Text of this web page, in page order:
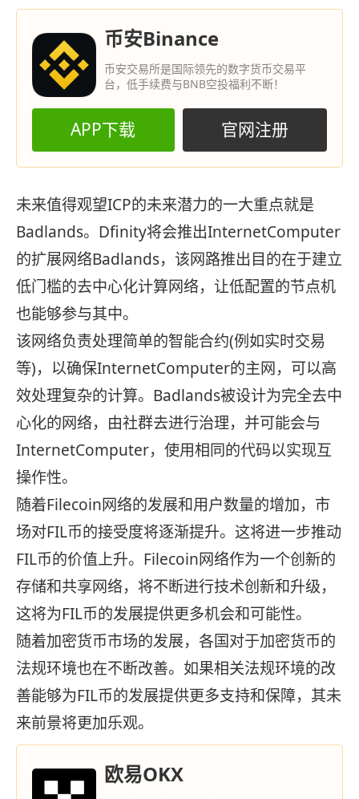
币安Binance
币安交易所是国际领先的数字货币交易平
台，低手续费与BNB空投福利不断！
APP下载 官网注册
未来值得观望ICP的未来潜力的一大重点就是
Badlands。Dfinity将会推出InternetComputer
的扩展网络Badlands，该网路推出目的在于建立
低门槛的去中心化计算网络，让低配置的节点机
也能够参与其中。
该网络负责处理简单的智能合约(例如实时交易
等)，以确保InternetComputer的主网，可以高
效处理复杂的计算。Badlands被设计为完全去中
心化的网络，由社群去进行治理，并可能会与
InternetComputer，使用相同的代码以实现互
操作性。
随着Filecoin网络的发展和用户数量的增加，市
场对FIL币的接受度将逐渐提升。这将进一步推动
FIL币的价值上升。Filecoin网络作为一个创新的
存储和共享网络，将不断进行技术创新和升级，
这将为FIL币的发展提供更多机会和可能性。
随着加密货币市场的发展，各国对于加密货币的
法规环境也在不断改善。如果相关法规环境的改
善能够为FIL币的发展提供更多支持和保障，其未
来前景将更加乐观。
欧易OKX